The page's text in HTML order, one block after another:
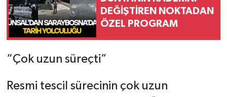
DEĞİŞTİREN NOKTADAN
ÖZEL PROGRAM
“Çok uzun süreçti”
Resmi tescil sürecinin çok uzun